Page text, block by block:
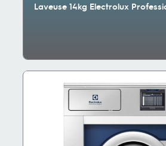
Laveuse 14kg Electrolux